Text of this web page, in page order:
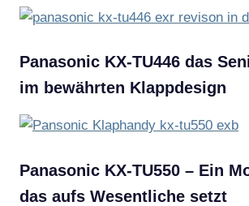
Panasonic KX-TU446 das
im bewährten Klappdesign
Panasonic KX-TU550 – Ein
das aufs Wesentliche setzt